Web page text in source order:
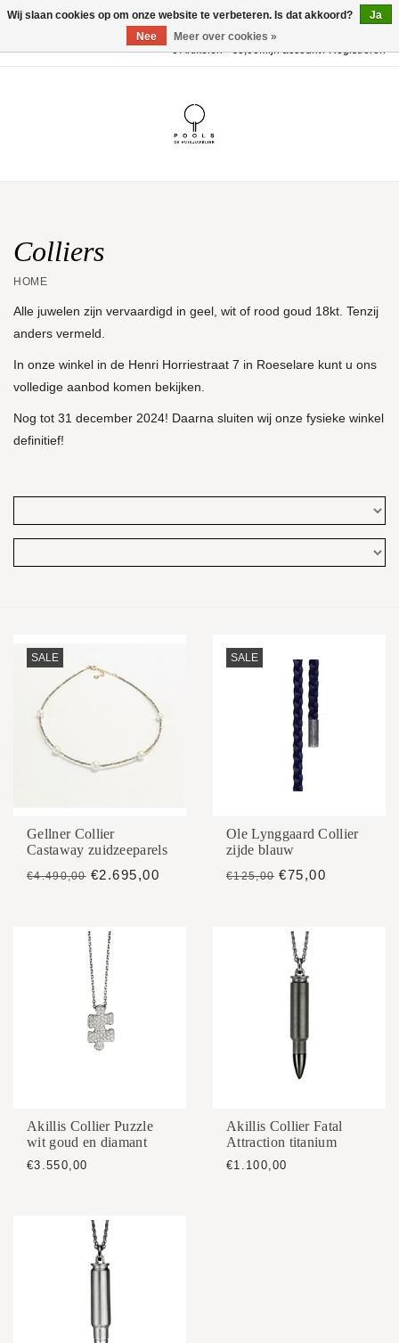
0 Artikelen - €0,00Mijn account / Registreren
Huwelijk
Aanbiedingen
Website
Colliers
HOME
Alle juwelen zijn vervaardigd in geel, wit of rood goud 18kt. Tenzij
anders vermeld.
In onze winkel in de Henri Horriestraat 7 in Roeselare kunt u ons
volledige aanbod komen bekijken.
Nog tot 31 december 2024! Daarna sluiten wij onze fysieke winkel
definitief!
SALE
Gellner Collier
Castaway zuidzeeparels
€4.490,00 €2.695,00
SALE
Ole Lynggaard Collier
zijde blauw
€125,00 €75,00
Akillis Collier Puzzle
wit goud en diamant
€3.550,00
Akillis Collier Fatal
Attraction titanium
€1.100,00
Wij slaan cookies op om onze website te verbeteren. Is dat akkoord?
Ja
Nee
Meer over cookies »